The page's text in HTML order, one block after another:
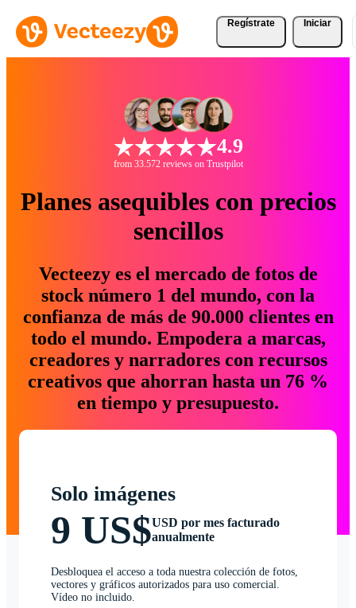
Regístrate Iniciar
4.9
from 33.572 reviews on Trustpilot
Planes asequibles con precios
sencillos
Vecteezy es el mercado de fotos de
stock número 1 del mundo, con la
confianza de más de 90.000 clientes en
todo el mundo. Empodera a marcas,
creadores y narradores con recursos
creativos que ahorran hasta un 76 %
en tiempo y presupuesto.
Solo imágenes
9 US$USD por mes facturado
anualmente
Desbloquea el acceso a toda nuestra colección de fotos,
vectores y gráficos autorizados para uso comercial.
Vídeo no incluido.